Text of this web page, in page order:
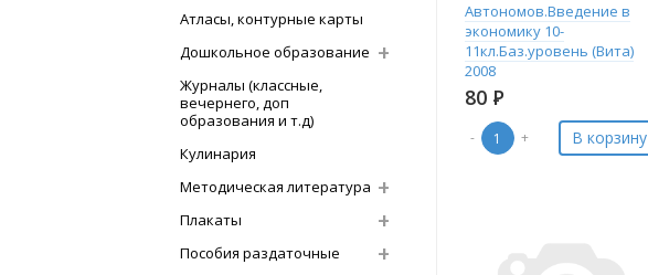
Атласы, контурные карты
Дошкольное образование
Журналы (классные,
вечернего, доп
образования и т.д)
Кулинария
Методическая литература
Плакаты
Пособия раздаточные
Автономов.Введение в
экономику 10-
11кл.Баз.уровень (Вита)
2008
80 Р
- + В корзину